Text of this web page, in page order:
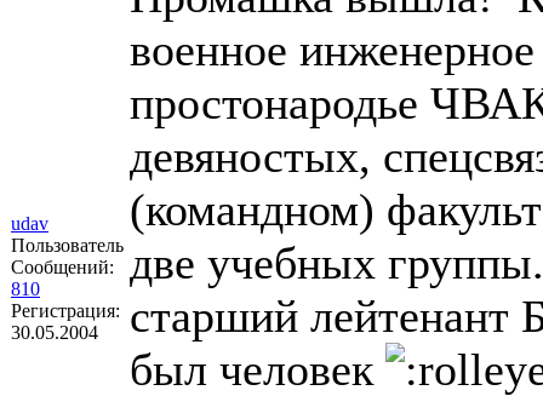
udav
Пользователь
Сообщений:
810
Регистрация:
30.05.2004
военное
простонародье
девяностых,
(командном)
две учебных
старший лейтенант
был человек